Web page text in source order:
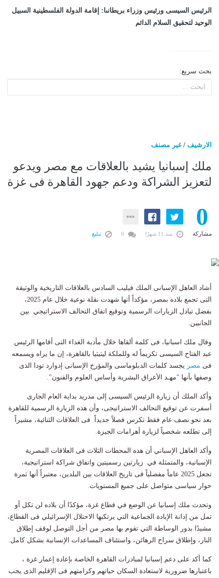
الرئيس السيسى ورئيس وزراء بريطانىا: إقامة الدولة الفلسطينية السبيل
الوحيد لتحقيق السلام الدائم
بحث سريع:
الارشيف /غير مصنف
ملك إسبانيا يشيد بالعلاقات مع مصر ويدعو
لتعزيز الشراكة ودعم جهود القاهرة فى غزة
0
مشاركة منذ 11 شهرًا تبليغ
أشاد العاهل الإسبانى الملك فيليب السادس بالعلاقات التاريخية والوثيقة
التى تجمع بلاده بمصر، مؤكداً أنها شهدت نقلة نوعية خلال عام 2025،
بفضل تبادل الزيارات الرسمية وتوقيع اتفاق التحالف الاستراتيجي بين
الجانبين.
وقال ملك اسبانيا، فى كلمة ألقاها خلال مأدبة الغداء التى أقامها الرئيس
عبد الفتاح السيسى تكريماً له وللملكة ليتيثيا بالقاهرة، إن ما يراه ويسمعه
فى مصر يجسد كلمات الدبلوماسى والمؤرخ الإسبانى إدوارد تودا الذى
وصفها بأنها "مهـد الأعراق البشرية وأساس العلوم والفنون".
وأكد الملك أن زيارة الرئيس السيسى إلى مدريد بداية العام الجارى
أسفرت عن توقيع التحالف الاستراتيجى، وأن هذه الزيارة الرسمية للقاهرة
بعد نحو نصف عام فقط تكرس فصلاً جديداً فى العلاقات الثنائية، مشيراً
إلى تطلعه شخصياً لزيارة أهرامات الجيزة.
وأكد العاهل الإسباني أن هذه المحطات الثلاث فى العلاقات المصرية
الإسبانية، والمتمثلة في زيارتين رسميتين واتفاق شراكة استراتيجية،
تجعل 2025 عاماً مفصلياً فى تاريخ العلاقات بين البلدين، معتبراً أنها ثمرة
حوار سياسى متواصل على جميع المستويات.
وتحدث ملك إسبانيا عن الوضع في قطاع غزة، مؤكدًا أن بلاده لن تكل أو
تمل من إدانة الإبادة الجماعية التي يرتكبها الاحتلال الإسرائيلي فى القطاع،
مشيدًا بدور الوساطة التي تقوم بها مصر من أجل التوصل لوقف إطلاق
النار، وإطلاق سراح الرهائن، واستئناف المساعدات الإنسانية بشكل كامل.
كما أكد على دعم إسبانيا لمبادرات القاهرة الخاصة بإعادة إعمار غزة ،
باعتبارها ضرورية لاستعادة السكان حياتهم وكرامتهم فى الإقليم الذى يجب